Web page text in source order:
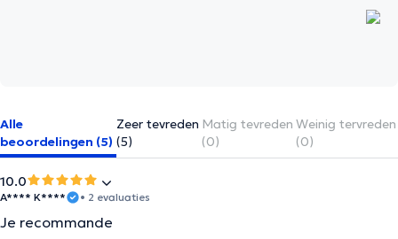
Alle
beoordelingen (5)
Zeer tevreden
(5)
Matig tevreden
(0)
Weinig tervreden
(0)
10.0
A**** K**** • 2 evaluaties
Je recommande